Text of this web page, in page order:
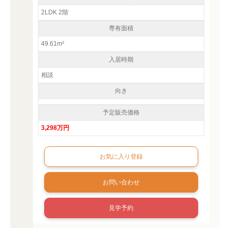
2LDK 2階
専有面積
49.61m²
入居時期
相談
向き
予定販売価格
3,298万円
お問い合わせ
見学予約